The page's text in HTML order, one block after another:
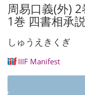
周易口義(外)
1巻 四書相承
しゅうえきくぎ
IIIF Manifest